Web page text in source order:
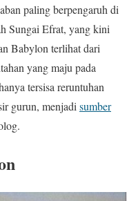
paling berpengaruh di
Sungai Efrat, yang kini
Babylon terlihat dari
yang maju pada
tersisa reruntuhan
gurun, menjadi sumber